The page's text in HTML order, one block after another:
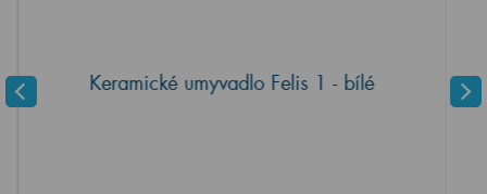
Keramické umyvadlo Felis 1 - bílé